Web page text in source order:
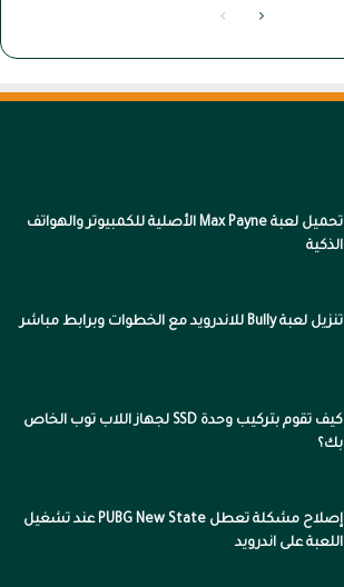
الصفحةالصفحة
تحميل لعبة Max Payne الأصلية للكمبيوتر والهواتف
الذكية
تنزيل لعبة Bully للاندرويد مع الخطوات وبرابط مباشر
كيف تقوم بتركيب وحدة SSD لجهاز اللاب توب الخاص
بك؟
إصلاح مشكلة تعطل PUBG New State عند تشغيل
اللعبة على اندرويد